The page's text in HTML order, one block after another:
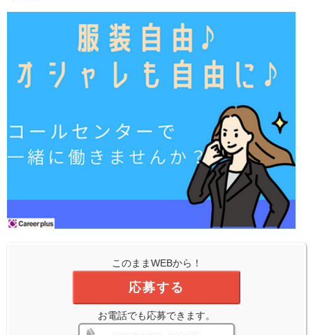
このままWEBから！
応募する
お電話でも応募できます。